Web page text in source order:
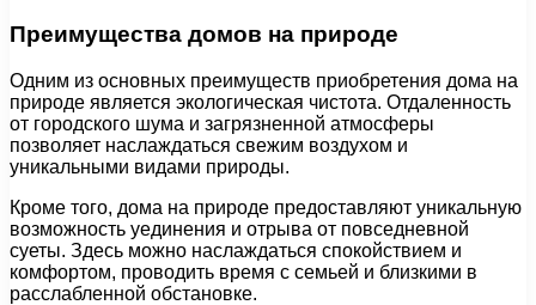
Преимущества домов на природе
Одним из основных преимуществ приобретения дома на
природе является экологическая чистота. Отдаленность
от городского шума и загрязненной атмосферы
позволяет наслаждаться свежим воздухом и
уникальными видами природы.
Кроме того, дома на природе предоставляют уникальную
возможность уединения и отрыва от повседневной
суеты. Здесь можно наслаждаться спокойствием и
комфортом, проводить время с семьей и близкими в
расслабленной обстановке.